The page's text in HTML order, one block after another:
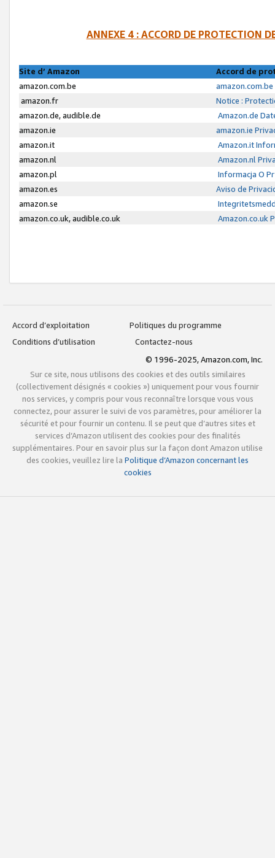
ANNEXE 4 : ACCORD DE PROTECTION
Site d’ Amazon
Accord de
amazon.com.be
amazon.fr
Notice :
amazon.de, audible.de
Amazon.de
amazon.ie
amazon.ie
amazon.it
Amazon.it
amazon.nl
Amazon.nl
amazon.pl
Informacja O
amazon.es
Aviso de
amazon.se
amazon.co.uk, audible.co.uk
Amazon.co.uk
Accord d’exploitation
Politiques du programme
Conditions d’utilisation
Contactez-nous
© 1996-2025, Amazon.com, Inc.
Sur ce site, nous utilisons des cookies et des outils similaires
(collectivement désignés « cookies ») uniquement pour vous fournir
nos services, y compris pour vous reconnaître lorsque vous vous
connectez, pour assurer le suivi de vos paramètres, pour améliorer la
sécurité et pour fournir un contenu. Il se peut que d’autres sites et
services d’Amazon utilisent des cookies pour des finalités
supplémentaires. Pour en savoir plus sur la façon dont Amazon utilise
des cookies, veuillez lire la Politique d’Amazon concernant les
cookies